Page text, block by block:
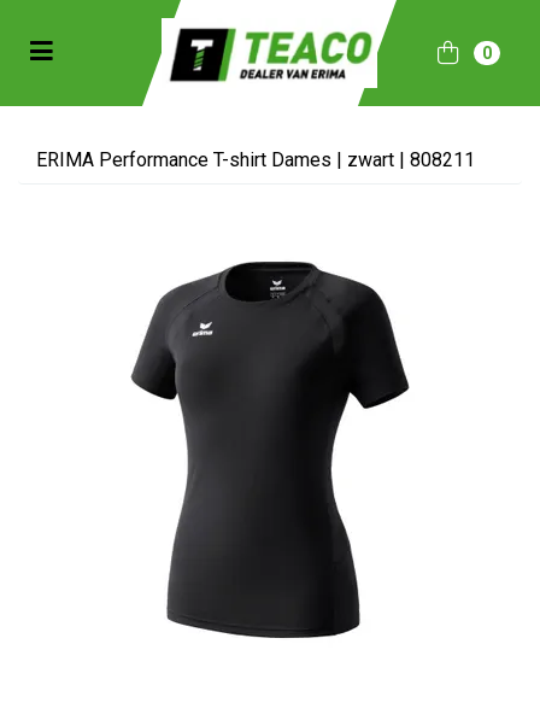
(Sportkleding)
(Collecties)
Toggle navigation 0
ERIMA Performance T-shirt Dames | zwart | 808211